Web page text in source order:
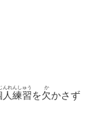
人練習
んれんしゅう
を欠
か
かさず